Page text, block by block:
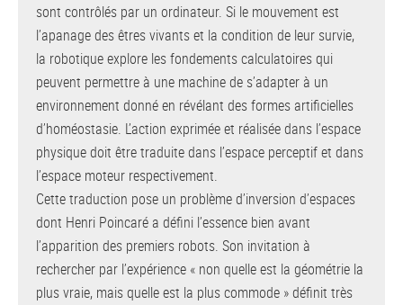
sont contrôlés par un ordinateur. Si le mouvement est
l’apanage des êtres vivants et la condition de leur survie,
la robotique explore les fondements calculatoires qui
peuvent permettre à une machine de s’adapter à un
environnement donné en révélant des formes artificielles
d’homéostasie. L’action exprimée et réalisée dans l’espace
physique doit être traduite dans l’espace perceptif et dans
l’espace moteur respectivement.
Cette traduction pose un problème d’inversion d’espaces
dont Henri Poincaré a défini l’essence bien avant
l’apparition des premiers robots. Son invitation à
rechercher par l’expérience « non quelle est la géométrie la
plus vraie, mais quelle est la plus commode » définit très